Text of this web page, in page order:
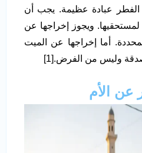
الفطر عبادة عظيمة. يجب أن
ويجوز إخراجها عن
أما إخراجها عن الميت
وليس من الفرض.[1]
عن الأم